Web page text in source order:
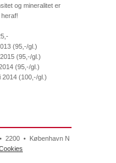
og mineralitet er
(95,-/gl.)
(95,-/gl.)
(95,-/gl.)
2014 (100,-/gl.)
2200 • København N